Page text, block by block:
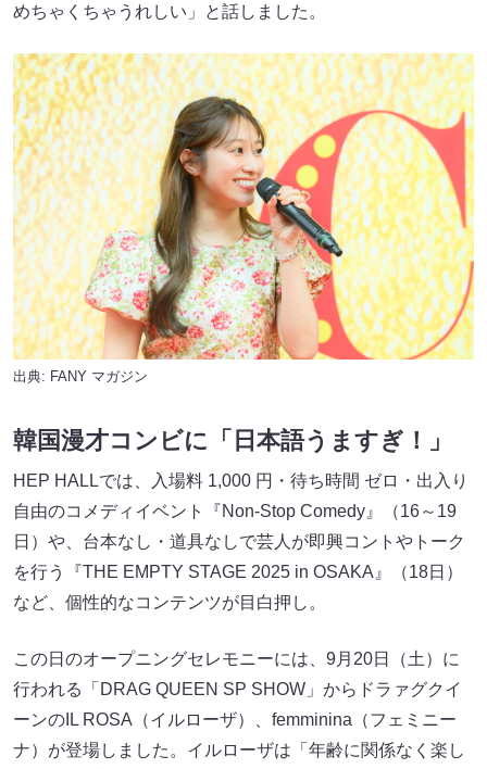
めちゃくちゃうれしい」と話しました。
出典: FANY マガジン
韓国漫才コンビに「日本語うますぎ！」
HEP HALLでは、入場料 1,000 円・待ち時間 ゼロ・出入り
自由のコメディイベント『Non-Stop Comedy』（16～19
日）や、台本なし・道具なしで芸人が即興コントやトーク
を行う『THE EMPTY STAGE 2025 in OSAKA』（18日）
など、個性的なコンテンツが目白押し。
この日のオープニングセレモニーには、9月20日（土）に
行われる「DRAG QUEEN SP SHOW」からドラァグクイ
ーンのIL ROSA（イルローザ）、femminina（フェミニー
ナ）が登場しました。イルローザは「年齢に関係なく楽し